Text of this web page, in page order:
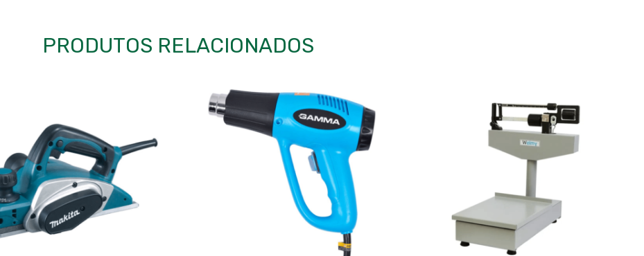
PRODUTOS RELACIONADOS